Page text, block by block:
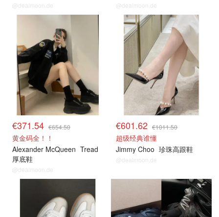
@dealmoon.de @dealmoon.de
€371.54 €654.50
黄金码全！！
Alexander McQueen Tread
厚底鞋
@dealmoon.de
€601.62 €1011.50
超级经典谁懂
Jimmy Choo 珍珠高跟鞋
@dealmoon.de